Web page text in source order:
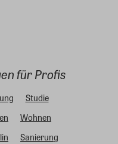
für Profis
Studie
Wohnen
Sanierung